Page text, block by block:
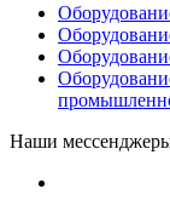
Наши